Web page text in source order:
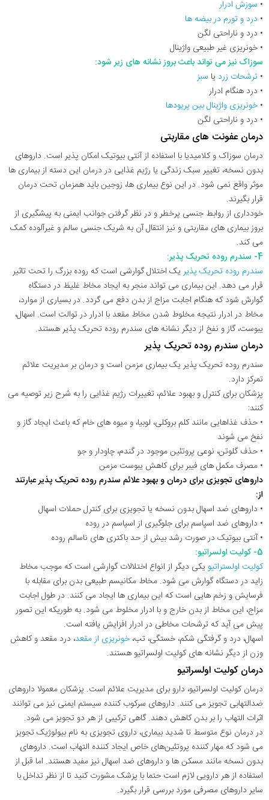
• سوزش ادرار
• درد و تورم در بیضه ها
• درد و ناراحتی لگن
• خونریزی غیر طبیعی واژینال
سوزاک نیز می تواند باعث بروز نشانه های زیر شود:
• ترشحات زرد یا سبز
• درد هنگام ادرار
• خونریزی واژینال بین پریودها
• درد و ناراحتی لگن
درمان عفونت های مقاربتی
درمان سوزاک و کلامیدیا با استفاده از آنتی بیوتیک امکان پذیر است. داروهای
بدون نسخه، تغییر سبک زندگی یا رژیم غذایی در درمان این دسته از بیماری ها
موثر واقع نمی شود. در این نوع بیماری ها، زوجین باید همزمان تحت درمان
قرار بگیرند.
خودداری از روابط جنسی پرخطر و در نظر گرفتن جوانب ایمنی به پیشگیری از
بروز بیماری های مقاربتی و نیز انتقال آن به شریک جنسی سالم و غیرآلوده کمک
می کند.
4- سندرم روده تحریک پذیر:
سندرم روده تحریک پذیر یک اختلال گوارشی است که روده بزرگ را تحت تاثیر
قرار می دهد. این بیماری می تواند منجر به ایجاد مخاط غلیظ در دستگاه
گوارش شود که هنگام اجابت مزاج از بدن دفع می گردد. در بسیاری از موارد،
مخاط در ادرار نتیجه مخلوط شدن مخاط مقعد با ادرار در توالت است. اسهال،
یبوست، گاز و نفخ از دیگر نشانه های سندرم روده تحریک پذیر هستند.
درمان سندرم روده تحریک پذیر
سندرم روده تحریک پذیر یک بیماری مزمن است و درمان بر مدیریت علائم
تمرکز دارد.
پزشکان برای کنترل و بهبود علائم، تغییرات رژیم غذایی را به شرح زیر توصیه می
کنند:
• حذف غذاهایی مانند کلم بروکلی، لوبیا، و میوه های خام که باعث ایجاد گاز و
نفخ می شوند
• حذف گلوتن، نوعی پروتئین موجود در گندم، چاودار و جو
• مصرف مکمل های فیبر برای کاهش یبوست مزمن
داروهای تجویزی برای درمان و بهبود علائم سندرم روده تحریک پذیر عبارتند
از:
• داروهای ضد اسهال بدون نسخه یا تجویزی برای کنترل حملات اسهال
• داروهای ضد اسپاسم برای جلوگیری از اسپاسم در روده
• آنتی بیوتیک در صورت رشد بیش از حد باکتری های ناسالم روده
5- کولیت اولسراتیو:
کولیت اولستراتیو یکی دیگر از انواع اختلالات گوارشی است که موجب مخاط
زاید در دستگاه گوارش می شود. مخاط مکانیسم طبیعی بدن برای مقابله با
فرسایش و زخم هایی است که این بیماری ها ایجاد می کنند. در طول اجابت
مزاج، این مخاط از بدن خارج و با ادرار مخلوط می شود. به طوریکه این تصور
پیش می آید که ترشحات مخاطی در ادرار افزایش یافته است.
اسهال، درد و گرفتگی شکم، خستگی، تب، خونریزی از مقعد، درد مقعد و کاهش
وزن از دیگر نشانه های کولیت اولسراتیو هستند.
درمان کولیت اولسراتیو
درمان کولیت اولسراتیو، دارو برای مدیریت علائم است. پزشکان معمولا داروهای
ضدالتهابی تجویز می کنند. داروهای سرکوب کننده سیستم ایمنی نیز می توانند
اثرات التهاب را بر بدن کاهش دهند. گاهی ترکیبی از هر دو تجویز می شود.
در درمان نوع متوسط تا شدید بیماری، داروی تجویزی به نام بیولوژیک تجویز
می شود که مهار کننده پروتئین‌های خاص ایجاد کننده التهاب است. داروهای
بدون نسخه مانند مسکن ها و داروهای ضد اسهال نیز مفید هستند. اما قبل از
استفاده از هر دارویی لازم است حتما با پزشک مشورت کنید تا از نظر تداخل با
سایر داروهای مصرفی مورد بررسی قرار بگیرد.